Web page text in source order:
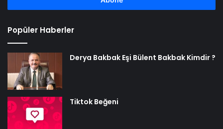
Popüler Haberler
Derya Bakbak Eşi Bülent Bakbak Kimdir ?
Tiktok Beğeni